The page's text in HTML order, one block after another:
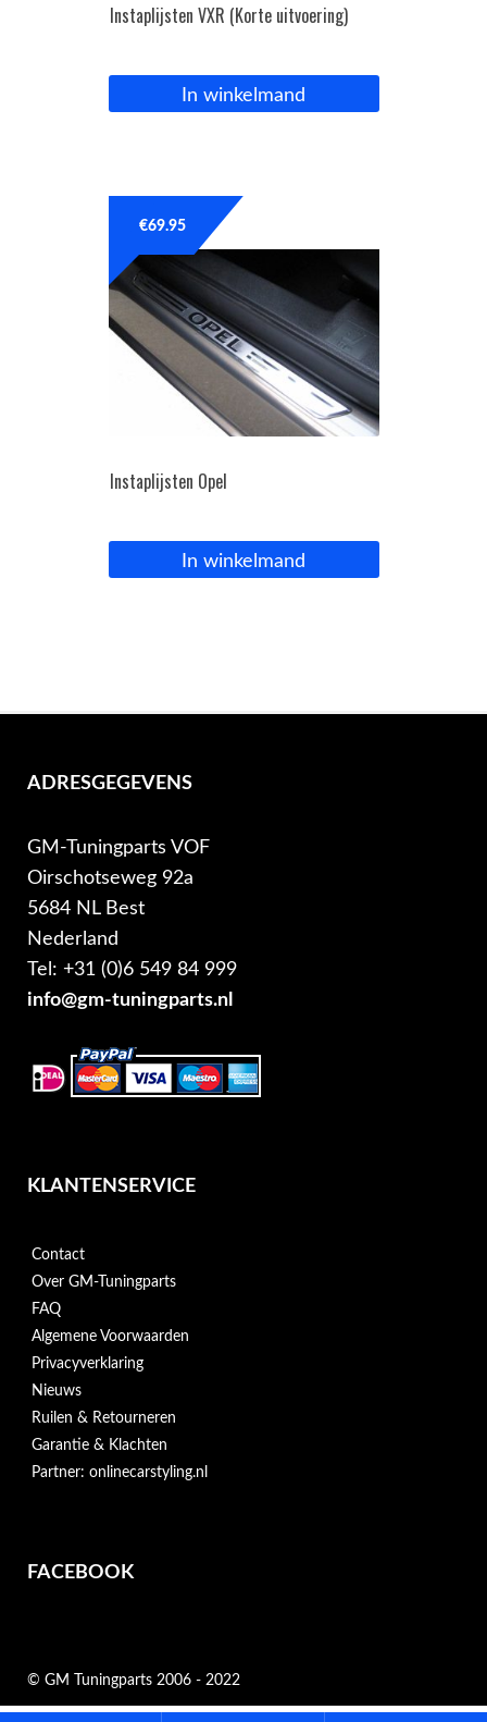
Instaplijsten VXR (Korte uitvoering)
In winkelmand
Instaplijsten Opel
€69.95
In winkelmand
ADRESGEGEVENS
GM-Tuningparts VOF
Oirschotseweg 92a
5684 NL Best
Nederland
Tel: +31 (0)6 549 84 999
info@gm-tuningparts.nl
KLANTENSERVICE
Contact
Over GM-Tuningparts
FAQ
Algemene Voorwaarden
Privacyverklaring
Nieuws
Ruilen & Retourneren
Garantie & Klachten
Partner: onlinecarstyling.nl
FACEBOOK
© GM Tuningparts 2006 - 2022